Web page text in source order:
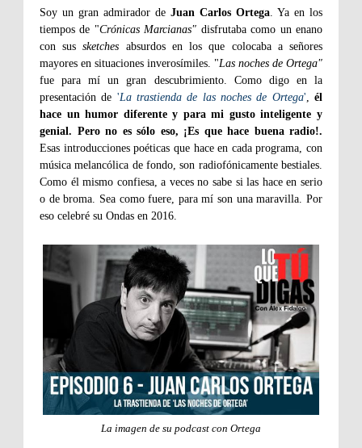
Soy un gran admirador de Juan Carlos Ortega. Ya en los
tiempos de "Crónicas Marcianas" disfrutaba como un enano
con sussketches absurdos en los que colocaba a señores
mayores en situaciones inverosímiles. "Las noches de Ortega"
fue para mí un gran descubrimiento. Como digo en la
presentación de 'La trastienda de las noches de Ortega',él
hace un humor diferente y para mi gusto inteligente y
genial. Pero no es sólo eso, ¡Es que hace buena radio!.
Esas introducciones poéticas que hace en cada programa, con
música melancólica de fondo, son radiofónicamente bestiales.
Como él mismo confiesa, a veces no sabe si las hace en serio
o de broma. Sea como fuere, para mí son una maravilla. Por
eso celebré su Ondas en 2016.
La imagen de su podcast con Ortega